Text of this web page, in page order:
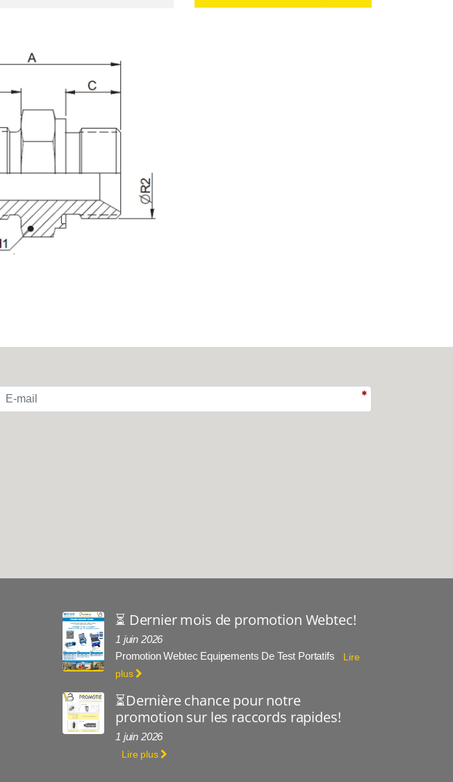
⏳ Dernier mois de promotion Webtec!
1 juin 2026
Promotion Webtec Equipements De Test Portatifs
Lire
plus
⏳Dernière chance pour notre
promotion sur les raccords rapides!
1 juin 2026
Lire plus